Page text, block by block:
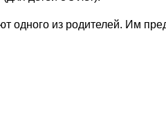
одного из родителей. Им